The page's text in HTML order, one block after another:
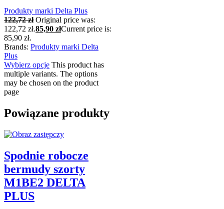
Produkty marki Delta Plus
122,72zł Original price was:
122,72 zł.85,90 złCurrent price is:
85,90 zł.
Brands: Produkty marki Delta
Plus
Wybierz opcje This product has
multiple variants. The options
may be chosen on the product
page
Powiązane produkty
Spodnie robocze
bermudy szorty
M1BE2 DELTA
PLUS